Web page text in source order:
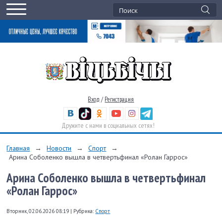
Вход / Регистрация
Дружите с нами в социальных сетях!
Главная → Новости → Спорт
→
Арина Соболенко вышла в четвертьфинал «Ролан Гаррос»
Арина Соболенко вышла в четвертьфинал
«Ролан Гаррос»
Вторник, 02.06.2026 08:19 | Рубрика: Спорт